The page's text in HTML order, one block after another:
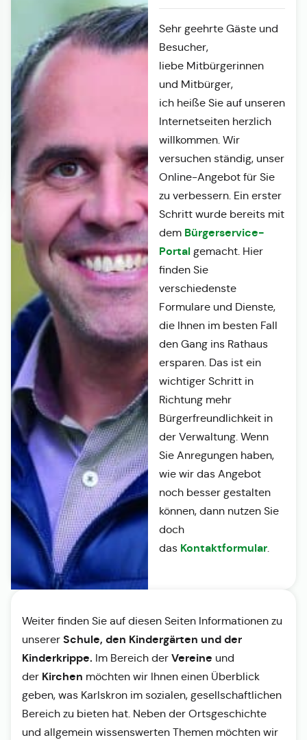
Sehr geehrte Gäste und
Besucher,
liebe Mitbürgerinnen
und Mitbürger,
ich heiße Sie auf unseren
Internetseiten herzlich
willkommen. Wir
versuchen ständig, unser
Online-Angebot für Sie
zu verbessern. Ein erster
Schritt wurde bereits mit
dem Bürgerservice-
Portalgemacht. Hier
finden Sie
verschiedenste
Formulare und Dienste,
die Ihnen im besten Fall
den Gang ins Rathaus
ersparen. Das ist ein
wichtiger Schritt in
Richtung mehr
Bürgerfreundlichkeit in
der Verwaltung. Wenn
Sie Anregungen haben,
wie wir das Angebot
noch besser gestalten
können, dann nutzen Sie
doch
das Kontaktformular.
Weiter finden Sie auf diesen Seiten Informationen zu
unserer Schule, den Kindergärten und der
Kinderkrippe. Im Bereich der Vereine und
der Kirchen möchten wir Ihnen einen Überblick
geben, was Karlskron im sozialen, gesellschaftlichen
Bereich zu bieten hat. Neben der Ortsgeschichte
und allgemein wissenswerten Themen möchten wir